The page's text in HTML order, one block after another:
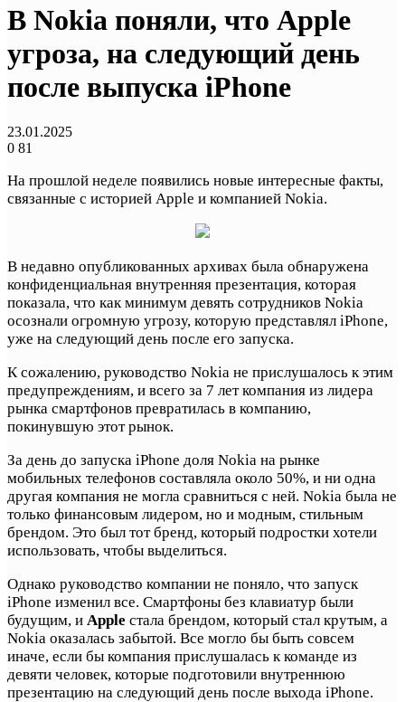
В Nokia поняли, что Apple
угроза, на следующий день
после выпуска iPhone
23.01.2025
0 81
На прошлой неделе появились новые интересные факты,
связанные с историей Apple и компанией Nokia.
В недавно опубликованных архивах была обнаружена
конфиденциальная внутренняя презентация, которая
показала, что как минимум девять сотрудников Nokia
осознали огромную угрозу, которую представлял iPhone,
уже на следующий день после его запуска.
К сожалению, руководство Nokia не прислушалось к этим
предупреждениям, и всего за 7 лет компания из лидера
рынка смартфонов превратилась в компанию,
покинувшую этот рынок.
За день до запуска iPhone доля Nokia на рынке
мобильных телефонов составляла около 50%, и ни одна
другая компания не могла сравниться с ней. Nokia была не
только финансовым лидером, но и модным, стильным
брендом. Это был тот бренд, который подростки хотели
использовать, чтобы выделиться.
Однако руководство компании не поняло, что запуск
iPhone изменил все. Смартфоны без клавиатур были
будущим, и Apple стала брендом, который стал крутым, а
Nokia оказалась забытой. Все могло бы быть совсем
иначе, если бы компания прислушалась к команде из
девяти человек, которые подготовили внутреннюю
презентацию на следующий день после выхода iPhone.